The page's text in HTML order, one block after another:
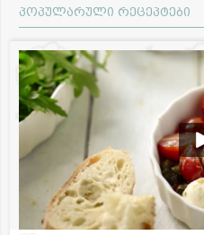
პოპულარული რეცეპტები